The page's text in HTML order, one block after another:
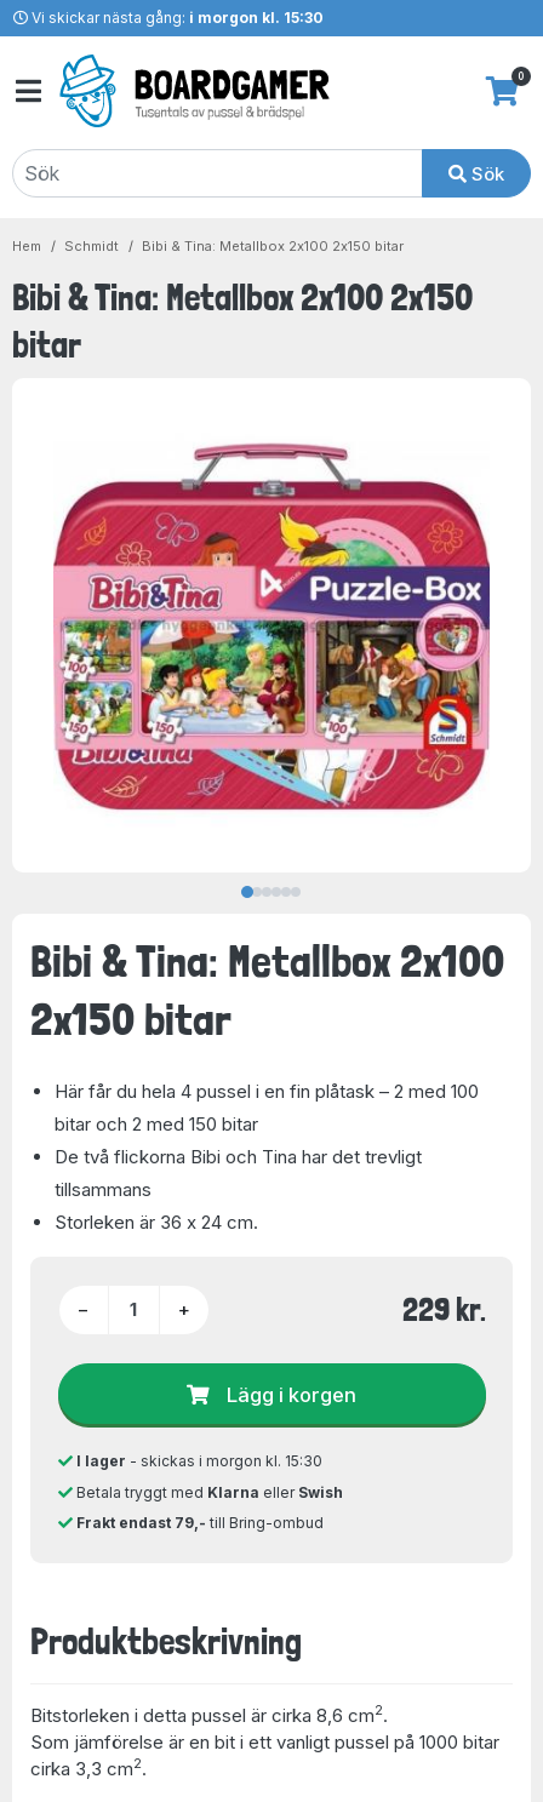
Vi skickar nästa gång: i morgon kl. 15:30
Sök
0
Hem Schmidt Bibi & Tina: Metallbox 2x100 2x150 bitar
Bibi & Tina: Metallbox 2x100 2x150
bitar
Bibi & Tina: Metallbox 2x100
2x150 bitar
Här får du hela 4 pussel i en fin plåtask – 2 med 100
bitar och 2 med 150 bitar
De två flickorna Bibi och Tina har det trevligt
tillsammans
Storleken är 36 x 24 cm.
− + 229 kr.
Lägg i korgen
I lager - skickas i morgon kl. 15:30
Betala tryggt med Klarna eller Swish
Frakt endast 79,- till Bring-ombud
Produktbeskrivning
Bitstorleken i detta pussel är cirka 8,6 cm2.
Som jämförelse är en bit i ett vanligt pussel på 1000 bitar
cirka 3,3 cm2.